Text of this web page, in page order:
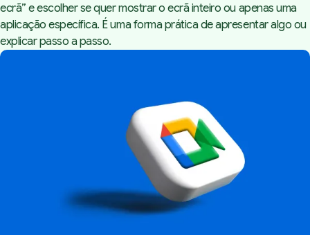
ecrã” e escolher se quer mostrar o ecrã inteiro ou apenas uma
aplicação específica. É uma forma prática de apresentar algo ou
explicar passo a passo.